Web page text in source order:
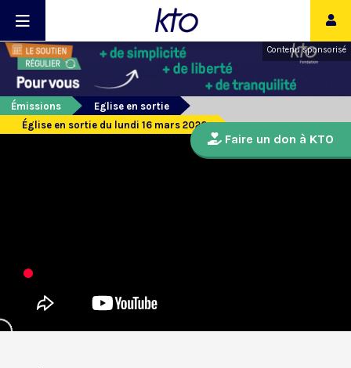
Contenu sponsorisé
Émissions
Eglise en sortie
Église en sortie du lundi 16 mars 2020
Faire un don à KTO